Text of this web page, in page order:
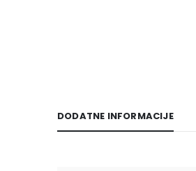
DODATNE INFORMACIJE